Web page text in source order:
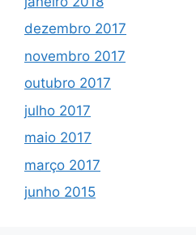
dezembro 2017
novembro 2017
outubro 2017
julho 2017
maio 2017
março 2017
junho 2015